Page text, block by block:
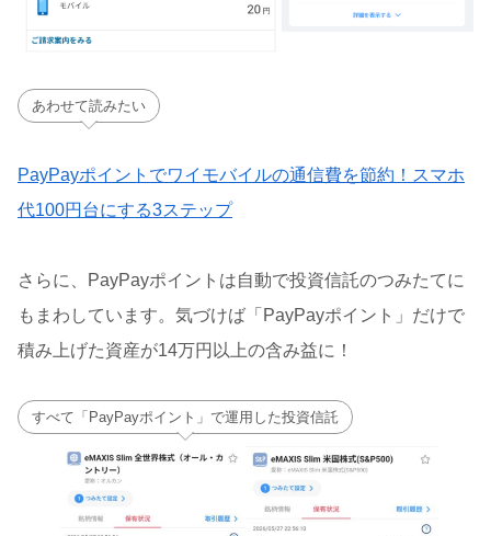
あわせて読みたい
PayPayポイントでワイモバイルの通信費を節約！スマホ
代100円台にする3ステップ
さらに、PayPayポイントは自動で投資信託のつみたてに
もまわしています。気づけば「PayPayポイント」だけで
積み上げた資産が14万円以上の含み益に！
すべて「PayPayポイント」で運用した投資信託